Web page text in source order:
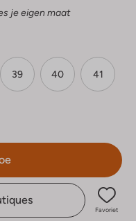
je eigen maat
39 40 41
Favoriet